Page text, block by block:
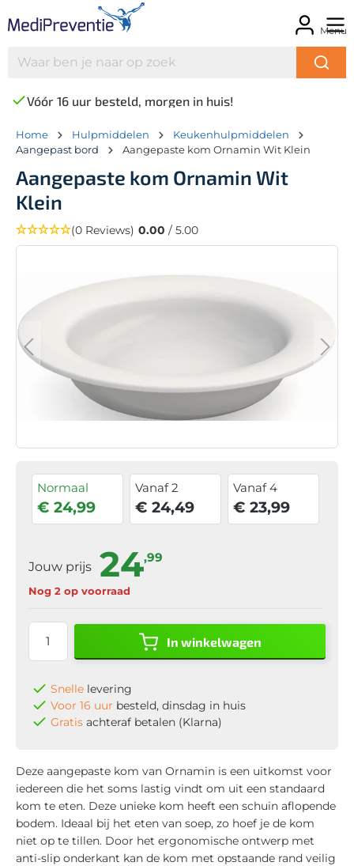
Menu
Vóór 16 uur besteld, morgen in huis!
Home Hulpmiddelen
Keukenhulpmiddelen
Aangepast bord
Aangepaste kom Ornamin Wit Klein
Aangepaste kom Ornamin Wit
Klein
(0 Reviews) 0.00 / 5.00
Normaal
€ 24,99
Vanaf 2
€ 24,49
Vanaf 4
€ 23,99
Jouw prijs 24,99
Nog 2 op voorraad
In winkelwagen
Snelle levering
Voor 16 uur besteld, dinsdag in huis
Gratis achteraf betalen (Klarna)
Deze aangepaste kom van Ornamin is een uitkomst voor
iedereen die het soms lastig vindt om uit een standaard
kom te eten. Deze unieke kom heeft een schuin aflopende
bodem. Ideaal bij het eten van soep, zo hoef je de kom
niet op te tillen. Door het ergonomische ontwerp met
anti-slip onderkant kan de kom met opstaande rand veilig